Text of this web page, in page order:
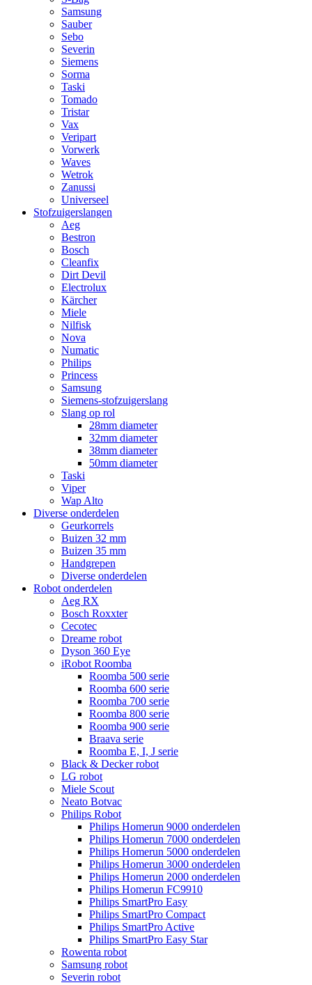
Samsung
Sauber
Sebo
Severin
Siemens
Sorma
Taski
Tomado
Tristar
Vax
Veripart
Vorwerk
Waves
Wetrok
Zanussi
Universeel
Stofzuigerslangen
Aeg
Bestron
Bosch
Cleanfix
Dirt Devil
Electrolux
Kärcher
Miele
Nilfisk
Nova
Numatic
Philips
Princess
Samsung
Siemens-stofzuigerslang
Slang op rol
28mm diameter
32mm diameter
38mm diameter
50mm diameter
Taski
Viper
Wap Alto
Diverse onderdelen
Geurkorrels
Buizen 32 mm
Buizen 35 mm
Handgrepen
Diverse onderdelen
Robot onderdelen
Aeg RX
Bosch Roxxter
Cecotec
Dreame robot
Dyson 360 Eye
iRobot Roomba
Roomba 500 serie
Roomba 600 serie
Roomba 700 serie
Roomba 800 serie
Roomba 900 serie
Braava serie
Roomba E, I, J serie
Black & Decker robot
LG robot
Miele Scout
Neato Botvac
Philips Robot
Philips Homerun 9000 onderdelen
Philips Homerun 7000 onderdelen
Philips Homerun 5000 onderdelen
Philips Homerun 3000 onderdelen
Philips Homerun 2000 onderdelen
Philips Homerun FC9910
Philips SmartPro Easy
Philips SmartPro Compact
Philips SmartPro Active
Philips SmartPro Easy Star
Rowenta robot
Samsung robot
Severin robot